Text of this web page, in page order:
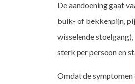
De aandoening gaat
buik- of bekkenpijn,
wisselende
sterk per persoon en
Omdat de symptomen